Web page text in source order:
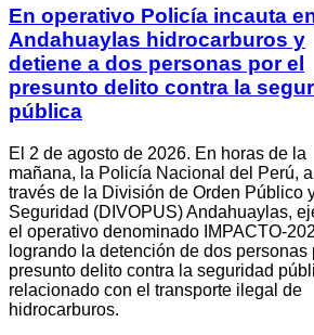
En operativo Policía incauta
Andahuaylas hidrocarburos y
detiene a dos personas por el
presunto delito contra la
pública
El 2 de agosto de 2026. En horas de la
mañana, la Policía Nacional del Perú, a
través de la División de Orden Público
Seguridad (DIVOPUS) Andahuaylas,
el operativo denominado IMPACTO-
logrando la detención de dos personas
presunto delito contra la seguridad
relacionado con el transporte ilegal de
hidrocarburos.